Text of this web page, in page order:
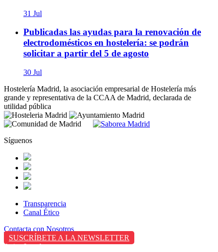
31 Jul
Publicadas las ayudas para la renovación de
electrodomésticos en hostelería: se podrán
solicitar a partir del 5 de agosto
30 Jul
Hostelería Madrid, la asociación empresarial de Hostelería más
grande y representativa de la CCAA de Madrid, declarada de
utilidad pública
Síguenos
Transparencia
Canal Ético
Contacta con Nosotros
SUSCRÍBETE A LA NEWSLETTER
Aviso Legal